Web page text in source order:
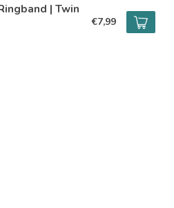
| Twin
€7,99